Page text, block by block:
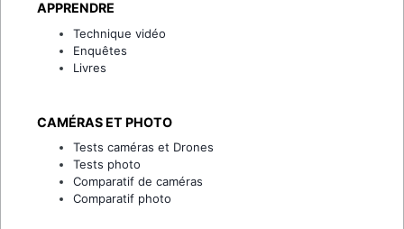
APPRENDRE
Technique vidéo
Enquêtes
Livres
CAMÉRAS ET PHOTO
Tests caméras et Drones
Tests photo
Comparatif de caméras
Comparatif photo